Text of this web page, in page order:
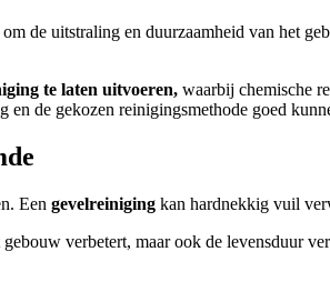
de uitstraling en duurzaamheid van het
te laten uitvoeren, waarbij chemische
en de gekozen reinigingsmethode goed
Een gevelreiniging kan hardnekkig vuil
verbetert, maar ook de levensduur